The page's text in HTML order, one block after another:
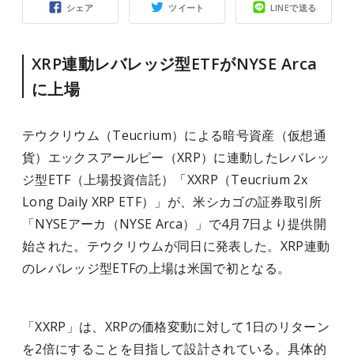
シェア ツイート LINEで送る
XRP連動レバレッジ型ETFがNYSE Arca
に上場
テウクリウム（Teucrium）による暗号資産（仮想通
貨）エックスアールピー（XRP）に連動したレバレッ
ジ型ETF（上場投資信託）「XXRP（Teucrium 2x
Long Daily XRP ETF）」が、米シカゴの証券取引所
「NYSEアーカ（NYSE Arca）」で4月7日より提供開
始された。テウクリウムが同日に発表した。XRP連動
のレバレッジ型ETFの上場は米国で初となる。
「XXRP」は、XRPの価格変動に対して1日のリターン
を2倍にすることを目指して設計されている。具体的